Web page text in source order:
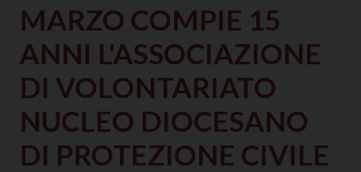
MARZO COMPIE 15
ANNI L'ASSOCIAZIONE
DI VOLONTARIATO
NUCLEO DIOCESANO
DI PROTEZIONE CIVILE